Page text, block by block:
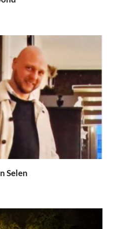
Selen